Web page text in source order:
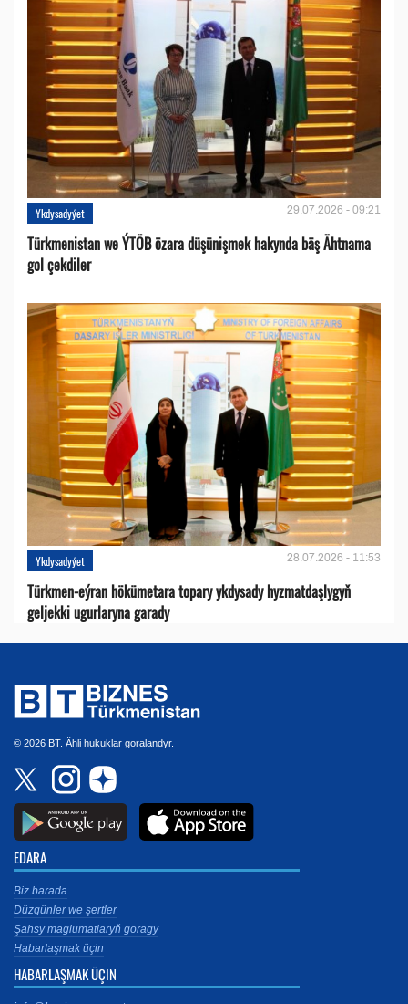
Ykdysadyýet 29.07.2026 - 09:21
Türkmenistan we ÝTÖB özara düşünişmek hakynda bäş Ähtnama
gol çekdiler
Ykdysadyýet 28.07.2026 - 11:53
Türkmen-eýran hökümetara topary ykdysady hyzmatdaşlygyň
geljekki ugurlaryna garady
© 2026 BT. Ähli hukuklar goralandyr.
EDARA
Biz barada
Düzgünler we şertler
Şahsy maglumatlaryň goragy
Habarlaşmak üçin
HABARLAŞMAK ÜÇIN